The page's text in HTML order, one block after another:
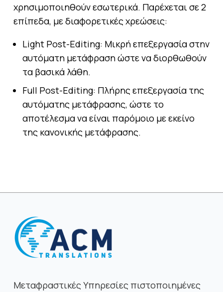
χρησιμοποιηθούν εσωτερικά. Παρέχεται σε 2
επίπεδα, με διαφορετικές χρεώσεις:
Light Post-Editing: Μικρή επεξεργασία στην
αυτόματη μετάφραση ώστε να διορθωθούν
τα βασικά λάθη.
Full Post-Editing: Πλήρης επεξεργασία της
αυτόματης μετάφρασης, ώστε το
αποτέλεσμα να είναι παρόμοιο με εκείνο
της κανονικής μετάφρασης.
Μεταφραστικές Υπηρεσίες πιστοποιημένες